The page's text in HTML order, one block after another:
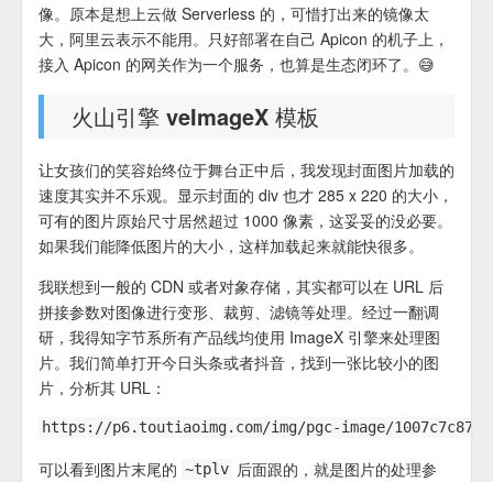
像。原本是想上云做 Serverless 的，可惜打出来的镜像太
大，阿里云表示不能用。只好部署在自己 Apicon 的机子上，
接入 Apicon 的网关作为一个服务，也算是生态闭环了。😅
火山引擎 veImageX 模板
让女孩们的笑容始终位于舞台正中后，我发现封面图片加载的
速度其实并不乐观。显示封面的 div 也才 285 x 220 的大小，
可有的图片原始尺寸居然超过 1000 像素，这妥妥的没必要。
如果我们能降低图片的大小，这样加载起来就能快很多。
我联想到一般的 CDN 或者对象存储，其实都可以在 URL 后
拼接参数对图像进行变形、裁剪、滤镜等处理。经过一翻调
研，我得知字节系所有产品线均使用 ImageX 引擎来处理图
片。我们简单打开今日头条或者抖音，找到一张比较小的图
片，分析其 URL：
可以看到图片末尾的 ~tplv 后面跟的，就是图片的处理参